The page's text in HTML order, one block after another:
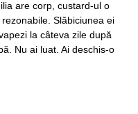
are corp, custard-ul o
Slăbiciunea ei
la câteva zile după
Nu ai luat. Ai deschis-o